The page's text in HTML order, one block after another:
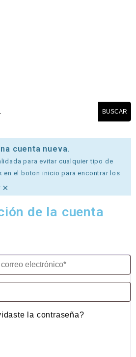
BUSCAR
cuenta nueva.
para evitar cualquier tipo de
en el boton inicio para encontrar los
×
de la cuenta
la contraseña?